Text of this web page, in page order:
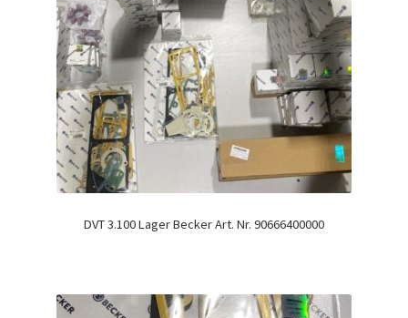
DVT 3.100 Lager Becker Art. Nr. 90666400000